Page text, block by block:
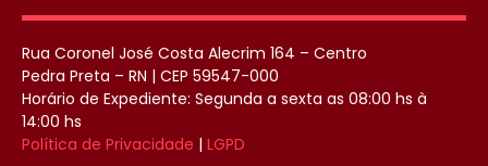
Rua Coronel José Costa Alecrim 164 – Centro
Pedra Preta – RN | CEP 59547-000
Horário de Expediente: Segunda a sexta as 08:00 hs à
14:00 hs
Política de Privacidade | LGPD